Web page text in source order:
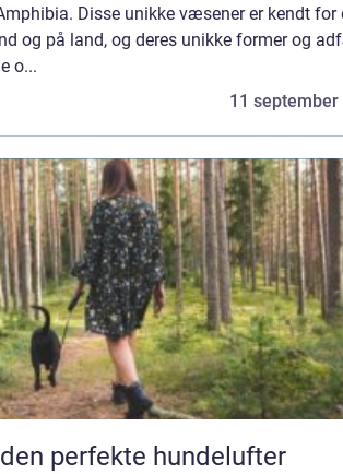
Disse unikke væsener er kendt for
og på land, og deres unikke former og
o...
11 september
perfekte hundelufter